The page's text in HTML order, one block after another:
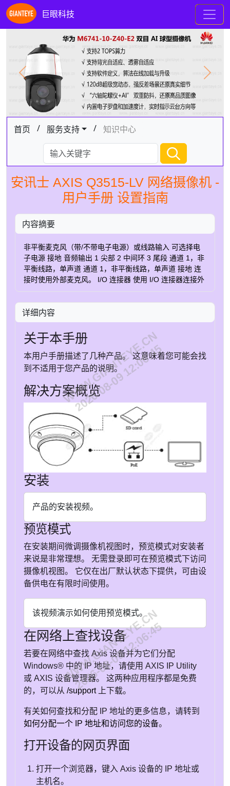
巨眼科技
Previous Next
首页 / 服务支持 / 知识中心
安讯士 AXIS Q3515-LV 网络摄像机 -
用户手册 设置指南
内容摘要
非平衡麦克风（带/不带电子电源）或线路输入 可选择电
子电源 接地 音频输出 1 尖部 2 中间环 3 尾段 通道 1，非
平衡线路，单声道 通道 1，非平衡线路，单声道 接地 连
接时使用外部麦克风。 I/O 连接器 使用 I/O 连接器连接外
能。 除 0 V DC 参考点和电源（12 V DC 输出）外，I/O
连接器还提供连接至以下模块的接口： 数字输入 – 用于连
接可在开路和闭路之间切换的设备，例如 PIR 传感器、
门/窗磁和玻璃破碎侦测器。 监控输入 – 可侦测数字输入
上的篡改。 数字输出 – 用于连接继电器和 LED 等外部设
备。 已连接的设备可由 VAPIX® 应用程序编程接口、通过
事件或从设备网页接口进行激活。 4 针接线端子 功能 针
脚 备注 规格 DC 接地 1 0 V DC DC 输出 2 可用于为辅助
设备供电。 备注： 此针脚只能用作电源输出。 12 V DC
上限负载 = 50mA 可配置（输入或输出） 3–4 数字输入或
监控输入 – 连接至针脚 1 以启用，或保留浮动状态（断开
连接）以停用。 要使用监控输入，则安装线尾电阻器。
有关如何连接电阻器的信息，请参见连接图。 0 至最大
30 V DC 数字输出 – 启用时内部连接至针 1（DC 接
地），停用时保留浮动状态（断开连接）。 如果与电感负
载（如继电器）一起使用，则将二极管与负载并联连接，
以防止电压瞬变。 0 至最大 30 V DC ，开漏， 100 mA
Example DC 接地 DC 输出 12 V，最大 50 mA I/O 配置为
监控输入 I/O 配置为输出 电源连接器 2 针接线端子，用于
DC 电源输入。 使用额定输出功率限制为 ≤100 W 或额定
限制电源 (LPS)。
详细内容
关于本手册
本用户手册描述了几种产品。 这意味着您可能会找
到不适用于您产品的说明。
解决方案概览
安装
产品的安装视频。
预览模式
在安装期间微调摄像机视图时，预览模式对安装者
来说是非常理想。 无需登录即可在预览模式下访问
摄像机视图。 它仅在出厂默认状态下提供，可由设
备供电在有限时间使用。
该视频演示如何使用预览模式。
在网络上查找设备
若要在网络中查找 Axis 设备并为它们分配
Windows® 中的 IP 地址，请使用 AXIS IP Utility
或 AXIS 设备管理器。 这两种应用程序都是免费
的，可以从 /support上下载。
有关如何查找和分配 IP 地址的更多信息，请转到
如何分配一个 IP 地址和访问您的设备。
打开设备的网页界面
打开一个浏览器，键入 Axis 设备的 IP 地址或
主机名。
WWW.GIANTEYE.CN
2026-08-09 12:06:45
WWW.GIANTEYE.CN
2026-08-09 12:06:45